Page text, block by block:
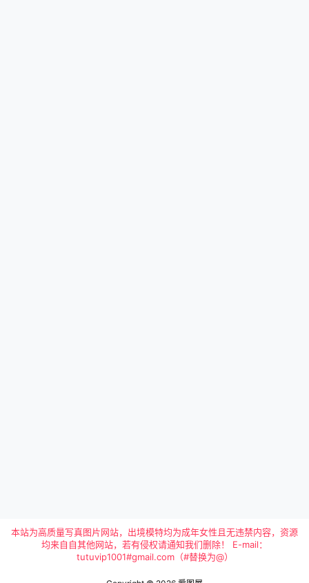
本站为高质量写真图片网站，出境模特均为成年女性且无违禁内容，资源
均来自自其他网站，若有侵权请通知我们删除！ E-mail：
tutuvip1001#gmail.com（#替换为@）